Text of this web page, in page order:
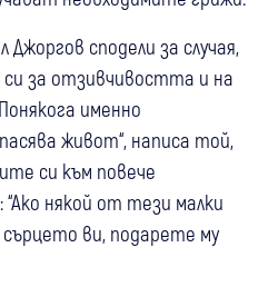
сподели за случая,
си за отзивчивостта и на
именно
живот“, написа той,
си към повече
някой от тези малки
сърцето ви, подарете му